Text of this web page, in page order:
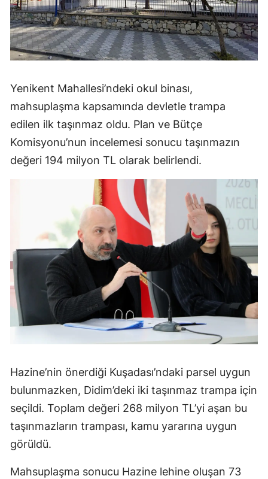
Yenikent Mahallesi’ndeki okul binası,
mahsuplaşma kapsamında devletle trampa
edilen ilk taşınmaz oldu. Plan ve Bütçe
Komisyonu’nun incelemesi sonucu taşınmazın
değeri 194 milyon TL olarak belirlendi.
Hazine’nin önerdiği Kuşadası’ndaki parsel uygun
bulunmazken, Didim’deki iki taşınmaz trampa için
seçildi. Toplam değeri 268 milyon TL’yi aşan bu
taşınmazların trampası, kamu yararına uygun
görüldü.
Mahsuplaşma sonucu Hazine lehine oluşan 73